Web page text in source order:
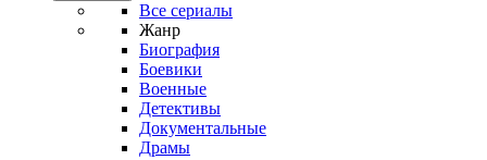
Все сериалы
Жанр
Биография
Боевики
Военные
Детективы
Документальные
Драмы